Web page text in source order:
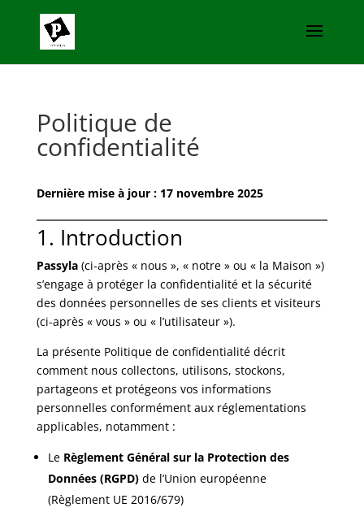
Politique de
confidentialité
Dernière mise à jour : 17 novembre 2025
1. Introduction
Passyla(ci-après « nous », « notre » ou « la Maison »)
s’engage à protéger la confidentialité et la sécurité
des données personnelles de ses clients et visiteurs
(ci-après « vous » ou « l’utilisateur »).
La présente Politique de confidentialité décrit
comment nous collectons, utilisons, stockons,
partageons et protégeons vos informations
personnelles conformément aux réglementations
applicables, notamment :
Le Règlement Général sur la Protection des
Données (RGPD)de l’Union européenne
(Règlement UE 2016/679)